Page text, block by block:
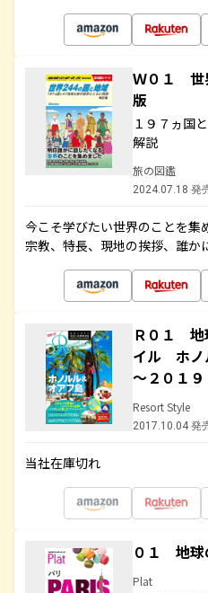
Ｗ０１ 世
版
１９７ヵ国
解説
旅の図鑑
2024.07.18 発
今こそ学びたい世界のことを集
宗教、特長、現地の挨拶、誰か
Ｒ０１ 地
イル ホノ
～２０１９
Resort Style
2017.10.04 発
当社在庫切れ
０１ 地
Plat